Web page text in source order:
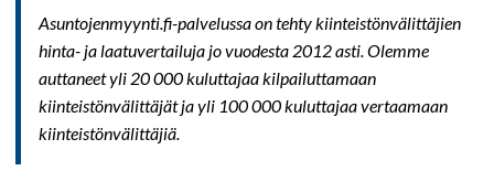
Asuntojenmyynti.fi-palvelussa on tehty kiinteistönvälittäjien
hinta- ja laatuvertailuja jo vuodesta 2012 asti. Olemme
auttaneet yli 20 000 kuluttajaa kilpailuttamaan
kiinteistönvälittäjät ja yli 100 000 kuluttajaa vertaamaan
kiinteistönvälittäjiä.